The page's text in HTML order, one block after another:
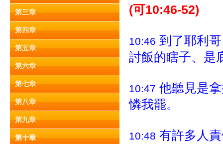
第三章
第四章
第五章
第六章
第七章
第八章
第九章
第十章
(可10:46-52)
10:46 到了耶利
討飯的瞎子、是
10:47 他聽見是
憐我罷。
10:48 有許多人